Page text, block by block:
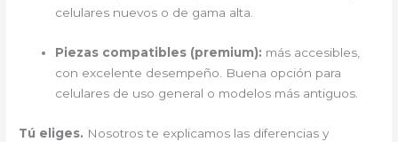
celulares nuevos o de gama alta.
Piezas compatibles (premium): más accesibles,
con excelente desempeño. Buena opción para
celulares de uso general o modelos más antiguos.
Tú eliges. Nosotros te explicamos las diferencias y